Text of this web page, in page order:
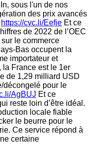
sous l'un de nos
des prix avancés
https://cvc.li/Eefje Et ce
de 2022 de l’OEC
le commerce
Bas occupent la
importateur et
la France est le 1er
de 1,29 milliard USD
décongelé pour le
AgBUJ Et ce
reste loin d’être idéal.
locale fiable
le beurre pour le
Ce service répond à
certaine